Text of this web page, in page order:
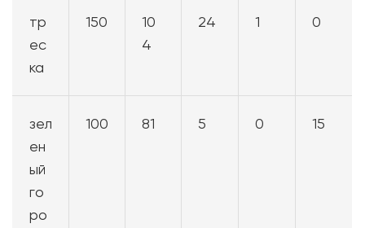
тр
ес
ка
150
10
4
24 1 0
зел
ен
ый
го
ро
100 81 5 0 15